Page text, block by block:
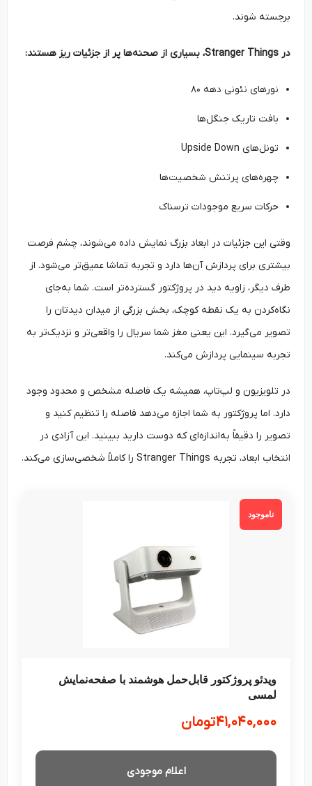
برجسته شوند.
نورهای نئونی دهه ۸۰
بافت تاریک جنگل‌ها
تونل‌های Upside Down
چهره‌های پرتنش شخصیت‌ها
حرکات سریع موجودات ترسناک
وقتی این جزئیات در ابعاد بزرگ نمایش داده می‌شوند، چشم فرصت
بیشتری برای پردازش آن‌ها دارد و تجربه تماشا عمیق‌تر می‌شود. از
طرف دیگر، زاویه دید در پروژکتور گسترده‌تر است. شما به‌جای
نگاه‌کردن به یک نقطه کوچک، بخش بزرگی از میدان دیدتان را
تصویر می‌گیرد. این یعنی مغز شما سریال را واقعی‌تر و نزدیک‌تر به
تجربه سینمایی پردازش می‌کند.
در تلویزیون و لپ‌تاپ، همیشه یک فاصله مشخص و محدود وجود
دارد. اما پروژکتور به شما اجازه می‌دهد فاصله را تنظیم کنید و
تصویر را دقیقاً به‌اندازه‌ای که دوست دارید ببینید. این آزادی در
انتخاب ابعاد، تجربه Stranger Things را کاملاً شخصی‌سازی می‌کند.
ناموجود
ویدئو پروژکتور قابل‌حمل هوشمند با صفحه‌نمایش
لمسی
۴۱,۰۴۰,۰۰۰تومان
اعلام موجودی